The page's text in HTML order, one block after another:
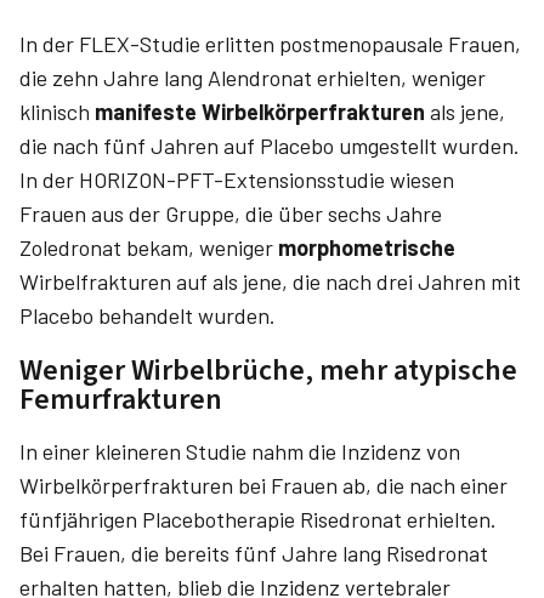
In der FLEX-Studie erlitten postmenopausale Frauen,
die zehn Jahre lang Alendronat erhielten, weniger
klinisch manifeste Wirbelkörperfrakturen als jene,
die nach fünf Jahren auf Placebo umgestellt wurden.
In der HORIZON-PFT-Extensionsstudie wiesen
Frauen aus der Gruppe, die über sechs Jahre
Zoledronat bekam, weniger morphometrische
Wirbelfrakturen auf als jene, die nach drei Jahren mit
Placebo behandelt wurden.
Weniger Wirbelbrüche, mehr atypische
Femurfrakturen
In einer kleineren Studie nahm die Inzidenz von
Wirbelkörperfrakturen bei Frauen ab, die nach einer
fünfjährigen Placebotherapie Risedronat erhielten.
Bei Frauen, die bereits fünf Jahre lang Risedronat
erhalten hatten, blieb die Inzidenz vertebraler